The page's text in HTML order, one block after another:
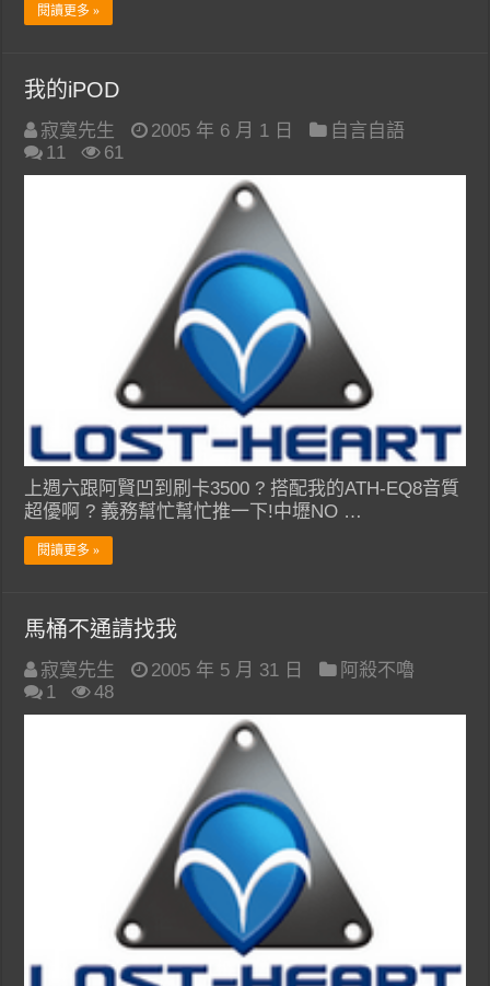
閱讀更多 »
我的iPOD
寂寞先生 2005 年 6 月 1 日
自言自語
11
61
上週六跟阿賢凹到刷卡3500 ? 搭配我的ATH-EQ8音質
超優啊 ? 義務幫忙幫忙推一下!中壢NO …
閱讀更多 »
馬桶不通請找我
寂寞先生 2005 年 5 月 31 日
阿殺不嚕
1
48